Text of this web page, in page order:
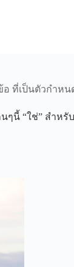
อ ที่เป็นตัวกำ
ๆนี้ “ใช่” สำห